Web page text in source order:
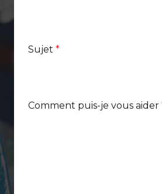
3
Sujet *
Comment puis-je vous aider